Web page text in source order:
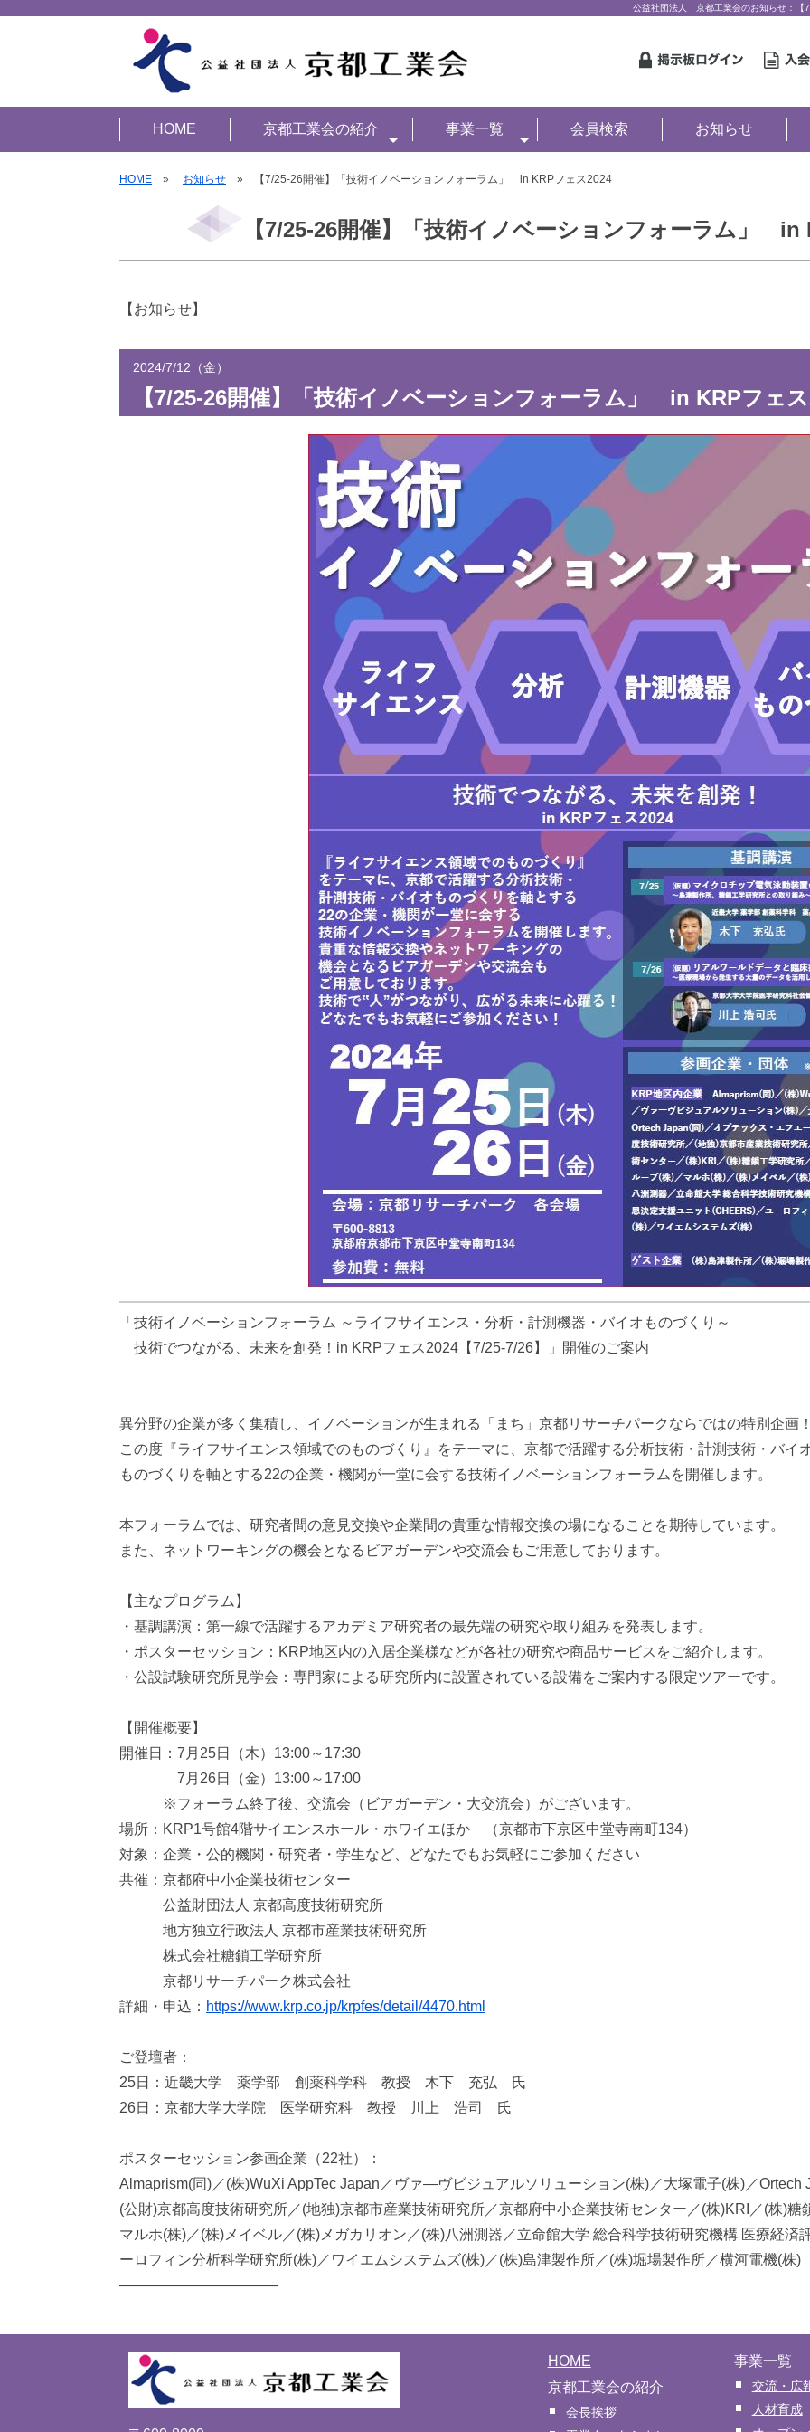
公益社団法人 京都工業会のお知らせ：【
HOME 京都工業会の紹介 事業一覧 会員検索 お知らせ
HOME » お知らせ » 【7/25-26開催】「技術イノベーションフォーラム」 in KRPフェス2024
【7/25-26開催】「技術イノベーションフォーラム」
【お知らせ】
2024/7/12（金）
【7/25-26開催】「技術イノベーションフォーラム」 in KRPフェ
「技術イノベーションフォーラム ～ライフサイエンス・分析・計測機器・バイオものづくり～
技術でつながる、未来を創発！in KRPフェス2024【7/25-7/26】」開催のご案内
異分野の企業が多く集積し、イノベーションが生まれる「まち」京都リサーチパークならではの特別企画
この度『ライフサイエンス領域でのものづくり』をテーマに、京都で活躍する分析技術・計測技術・バイ
ものづくりを軸とする22の企業・機関が一堂に会する技術イノベーションフォーラムを開催します。
本フォーラムでは、研究者間の意見交換や企業間の貴重な情報交換の場になることを期待しています。
また、ネットワーキングの機会となるビアガーデンや交流会もご用意しております。
【主なプログラム】
・基調講演：第一線で活躍するアカデミア研究者の最先端の研究や取り組みを発表します。
・ポスターセッション：KRP地区内の入居企業様などが各社の研究や商品サービスをご紹介します。
・公設試験研究所見学会：専門家による研究所内に設置されている設備をご案内する限定ツアーです。
【開催概要】
開催日：7月25日（木）13:00～17:30
7月26日（金）13:00～17:00
※フォーラム終了後、交流会（ビアガーデン・大交流会）がございます。
場所：KRP1号館4階サイエンスホール・ホワイエほか （京都市下京区中堂寺南町134）
対象：企業・公的機関・研究者・学生など、どなたでもお気軽にご参加ください
共催：京都府中小企業技術センター
公益財団法人 京都高度技術研究所
地方独立行政法人 京都市産業技術研究所
株式会社糖鎖工学研究所
京都リサーチパーク株式会社
詳細・申込： https://www.krp.co.jp/krpfes/detail/4470.html
ご登壇者：
25日：近畿大学 薬学部 創薬科学科 教授 木下 充弘 氏
26日：京都大学大学院 医学研究科 教授 川上 浩司 氏
ポスターセッション参画企業（22社）：
Almaprism(同)／(株)WuXi AppTec Japan／ヴァ—ヴビジュアルソリューション(株)／大塚電子(株)／Ortech
(公財)京都高度技術研究所／(地独)京都市産業技術研究所／京都府中小企業技術センター／(株)KRI／(株)
マルホ(株)／(株)メイベル／(株)メガカリオン／(株)八洲測器／立命館大学 総合科学技術研究機構 医療経
ーロフィン分析科学研究所(株)／ワイエムシステムズ(株)／(株)島津製作所／(株)堀場製作所／横河電機(株)
―――――――――――
HOME
京都工業会の紹介
会長挨拶
事業一覧
交流・広
人材育成